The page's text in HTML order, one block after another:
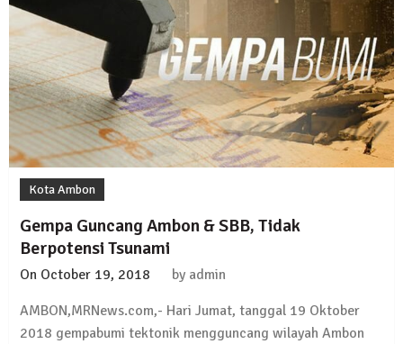
Kota Ambon
Gempa Guncang Ambon & SBB, Tidak
Berpotensi Tsunami
On October 19, 2018 by admin
AMBON,MRNews.com,- Hari Jumat, tanggal 19 Oktober
2018 gempabumi tektonik mengguncang wilayah Ambon